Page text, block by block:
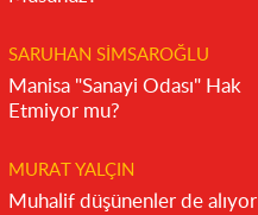
SARUHAN SIMSAROĞLU
Manisa "Sanayi Odası" Hak
Etmiyor mu?
MURAT YALÇIN
Muhalif düşünenler de alıyor